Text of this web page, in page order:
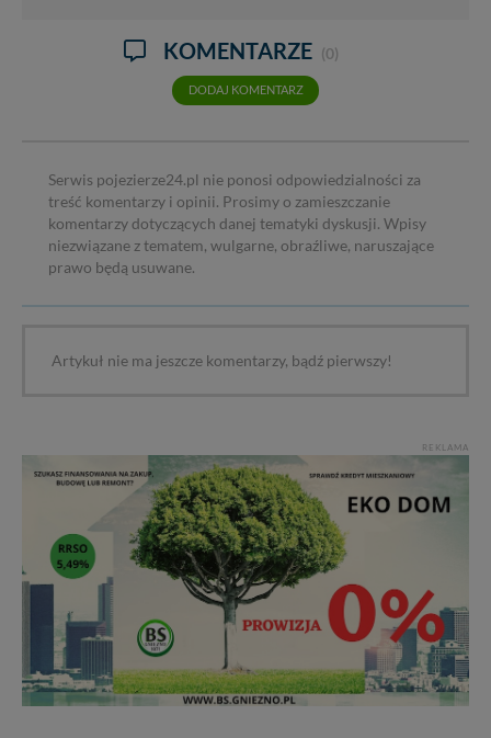
KOMENTARZE (0)
DODAJ KOMENTARZ
Serwis pojezierze24.pl nie ponosi odpowiedzialności za
treść komentarzy i opinii. Prosimy o zamieszczanie
komentarzy dotyczących danej tematyki dyskusji. Wpisy
niezwiązane z tematem, wulgarne, obraźliwe, naruszające
prawo będą usuwane.
Artykuł nie ma jeszcze komentarzy, bądź pierwszy!
REKLAMA